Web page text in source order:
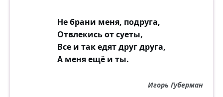
Не брани меня, подруга,
Отвлекись от суеты,
Все и так едят друг друга,
А меня ещё и ты.
Игорь Губерман